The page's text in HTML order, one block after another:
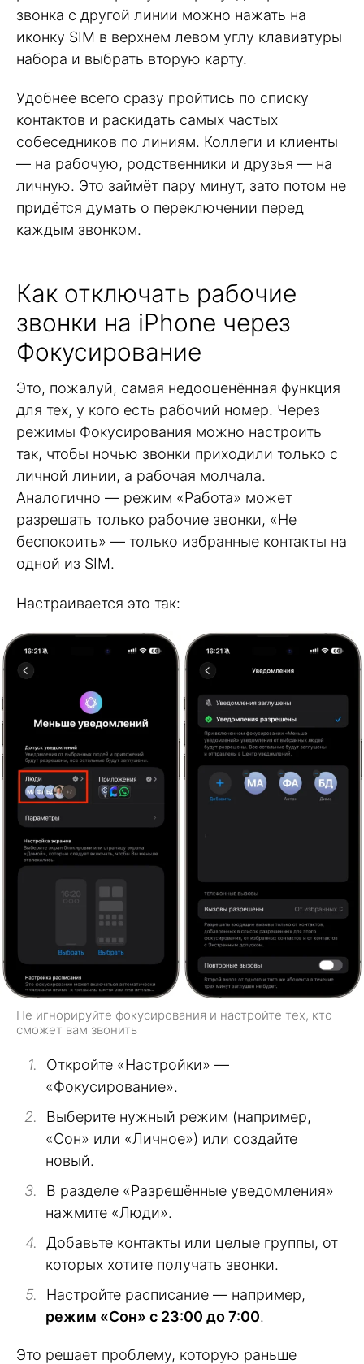
звонка с другой линии можно нажать на
иконку SIM в верхнем левом углу клавиатуры
набора и выбрать вторую карту.
Удобнее всего сразу пройтись по списку
контактов и раскидать самых частых
собеседников по линиям. Коллеги и клиенты
— на рабочую, родственники и друзья — на
личную. Это займёт пару минут, зато потом не
придётся думать о переключении перед
каждым звонком.
Как отключать рабочие
звонки на iPhone через
Фокусирование
Это, пожалуй, самая недооценённая функция
для тех, у кого есть рабочий номер. Через
режимы Фокусирования можно настроить
так, чтобы ночью звонки приходили только с
личной линии, а рабочая молчала.
Аналогично — режим «Работа» может
разрешать только рабочие звонки, «Не
беспокоить» — только избранные контакты на
одной из SIM.
Настраивается это так:
Не игнорируйте фокусирования и настройте тех, кто
сможет вам звонить
Откройте «Настройки» —
«Фокусирование».
Выберите нужный режим (например,
«Сон» или «Личное») или создайте
новый.
В разделе «Разрешённые уведомления»
нажмите «Люди».
Добавьте контакты или целые группы, от
которых хотите получать звонки.
Настройте расписание — например,
режим «Сон» с 23:00 до 7:00.
Это решает проблему, которую раньше